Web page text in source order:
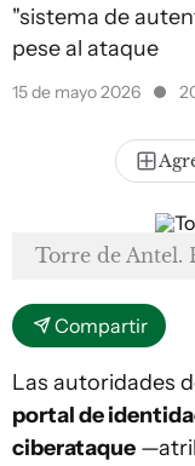
"sistema de
pese al ataque
15 de mayo 2026
Torre de Antel.
Compartir
Las autoridades
portal de
ciberataque